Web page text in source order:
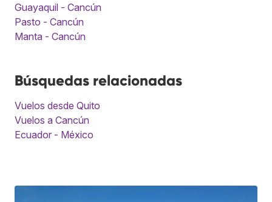
Guayaquil - Cancún
Pasto - Cancún
Manta - Cancún
Búsquedas relacionadas
Vuelos desde Quito
Vuelos a Cancún
Ecuador - México